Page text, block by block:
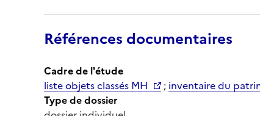
Références documentaires
Cadre de l'étude
liste objets classés MH
; inventaire du
Type de dossier